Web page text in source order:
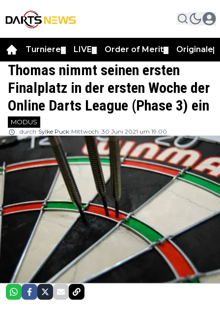
Turniere LIVE Order of Merit Originale
Thomas nimmt seinen ersten
Finalplatz in der ersten Woche der
Online Darts League (Phase 3) ein
MODUS
durch Sylke Puck Mittwoch, 30 Juni 2021 um 19:00